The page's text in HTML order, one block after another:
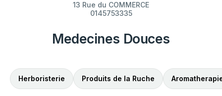
13 Rue du COMMERCE
0145753335
Medecines Douces
Herboristerie Produits de la Ruche